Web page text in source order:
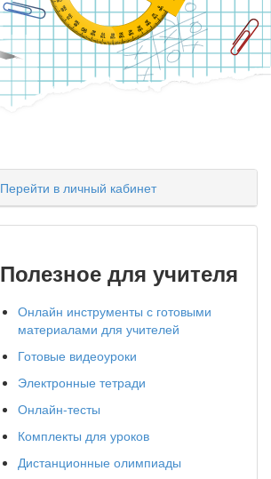
Перейти в личный кабинет
Полезное для учителя
Онлайн инструменты с готовыми
материалами для учителей
Готовые видеоуроки
Электронные тетради
Онлайн-тесты
Комплекты для уроков
Дистанционные олимпиады